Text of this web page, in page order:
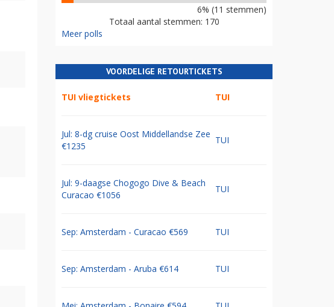
6% (11 stemmen)
Totaal aantal stemmen: 170
Meer polls
VOORDELIGE RETOURTICKETS
TUI vliegtickets TUI
Jul: 8-dg cruise Oost Middellandse Zee
€1235
TUI
Jul: 9-daagse Chogogo Dive & Beach
Curacao €1056
TUI
Sep: Amsterdam - Curacao €569 TUI
Sep: Amsterdam - Aruba €614 TUI